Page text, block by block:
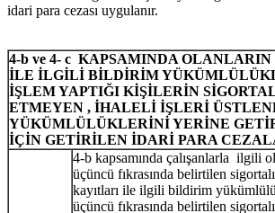
idari para cezası uygulanır.
4-b ve 4- c KAPSAMINDA
İLE İLGİLİ BİLDİRİM
İŞLEM YAPTIĞI KİŞİLERİN
ETMEYEN , İHALELİ İŞLERİ
YÜKÜMLÜLÜKLERİNİ YERİNE
İÇİN GETİRİLEN İDARİ PARA
4-b kapsamında çalışanlarla ilgili
üçüncü fıkrasında belirtilen
kayıtları ile ilgili bildirim
üçüncü fıkrasında belirtilen